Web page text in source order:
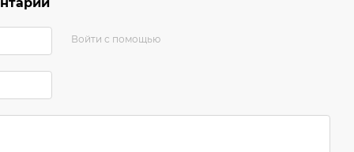
Войти с помощью